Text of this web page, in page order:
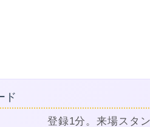
ド
登録1分。来場スタ